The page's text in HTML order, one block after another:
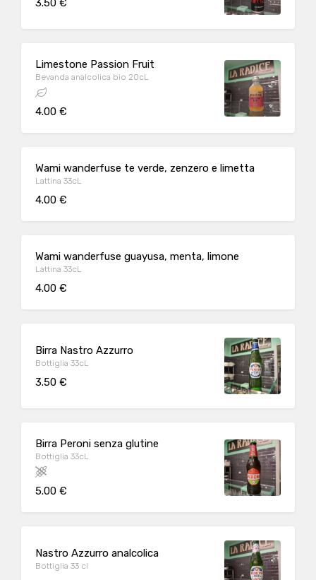
Limestone Passion Fruit
Bevanda analcolica bio 20cL
4.00 €
Wami wanderfuse te verde, zenzero e limetta
Lattina 33cL
4.00 €
Wami wanderfuse guayusa, menta, limone
Lattina 33cL
4.00 €
Birra Nastro Azzurro
Bottiglia 33cL
3.50 €
Birra Peroni senza glutine
Bottiglia 33cL
5.00 €
Nastro Azzurro analcolica
Bottiglia 33 cl